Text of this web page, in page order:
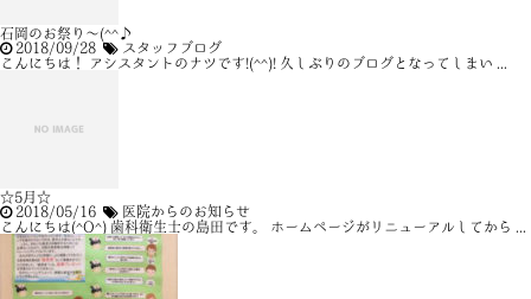
石岡のお祭り～(^^♪
2018/09/28
スタッフブログ
こんにちは！ アシスタントのナツです!(^^)! 久しぶりのブログとなってしまい ...
☆5月☆
2018/05/16
医院からのお知らせ
こんにちは(^O^) 歯科衛生士の島田です。 ホームページがリニューアルしてから ...